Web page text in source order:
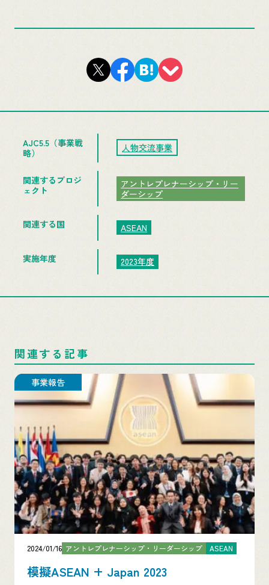
AJC5.5（事業戦
略）
人物交流事業
関連するプロジ
ェクト
アントレプレナーシップ・リー
ダーシップ
関連する国 ASEAN
実施年度 2023年度
関連する記事
事業報告
2024/01/16 アントレプレナーシップ・リーダーシップ ASEAN
模擬ASEAN + Japan 2023